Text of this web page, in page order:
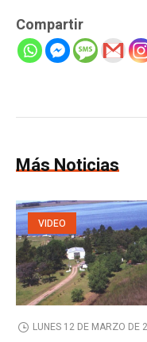
Compartir
Más Noticias
VIDEO
LUNES 12 DE MARZO DE